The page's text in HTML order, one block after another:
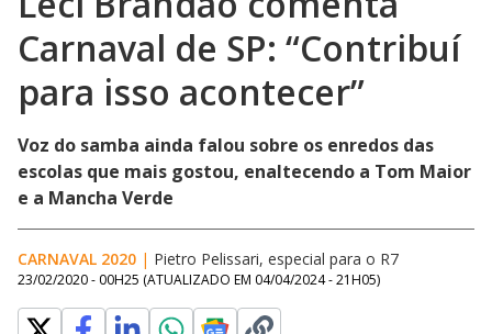
Carnaval de SP: “Contribuí
para isso acontecer”
Voz do samba ainda falou sobre os enredos das
escolas que mais gostou, enaltecendo a Tom Maior
e a Mancha Verde
CARNAVAL 2020 | Pietro Pelissari, especial para o R7
23/02/2020 - 00H25 (ATUALIZADO EM 04/04/2024 - 21H05)